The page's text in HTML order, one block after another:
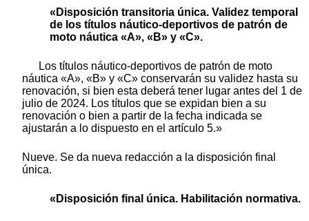
«Disposición transitoria única. Validez temporal
de los títulos náutico-deportivos de patrón de
moto náutica «A», «B» y «C».
Los títulos náutico-deportivos de patrón de moto
náutica «A», «B» y «C» conservarán su validez hasta su
renovación, si bien esta deberá tener lugar antes del 1 de
julio de 2024. Los títulos que se expidan bien a su
renovación o bien a partir de la fecha indicada se
ajustarán a lo dispuesto en el artículo 5.»
Nueve. Se da nueva redacción a la disposición final
única.
«Disposición final única. Habilitación normativa.